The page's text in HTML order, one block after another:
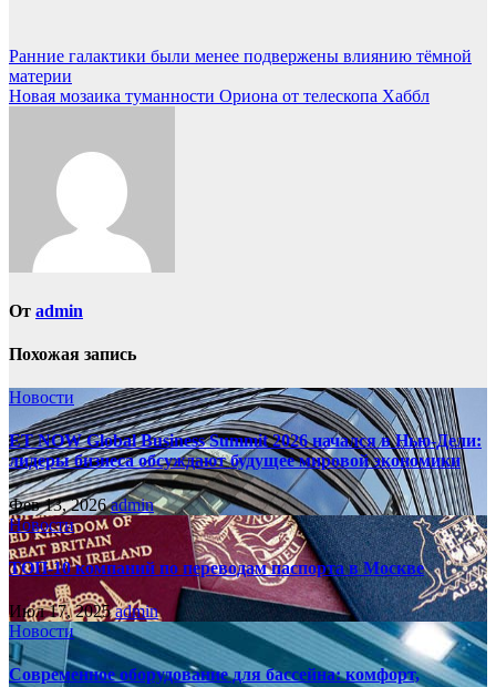
Навигация
по
Ранние галактики были менее подвержены влиянию тёмной
материи
Новая мозаика туманности Ориона от телескопа Хаббл
От admin
Похожая запись
Новости
ET NOW Global Business Summit 2026 начался в Нью‑Дели:
лидеры бизнеса обсуждают будущее мировой экономики
Фев 13, 2026admin
Новости
ТОП-10 компаний по переводам паспорта в Москве
Июл 17, 2025admin
Новости
Современное оборудование для бассейна: комфорт,